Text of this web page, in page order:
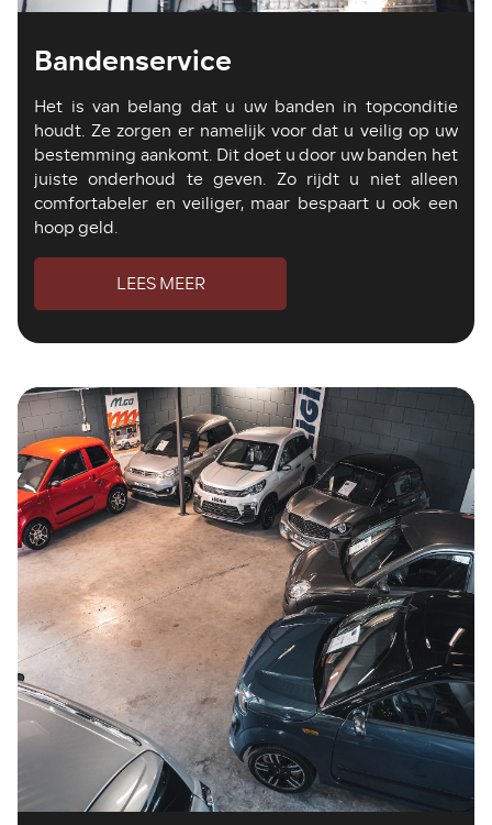
Bandenservice
Het is van belang dat u uw banden in topconditie
houdt. Ze zorgen er namelijk voor dat u veilig op uw
bestemming aankomt. Dit doet u door uw banden het
juiste onderhoud te geven. Zo rijdt u niet alleen
comfortabeler en veiliger, maar bespaart u ook een
hoop geld.
LEES MEER